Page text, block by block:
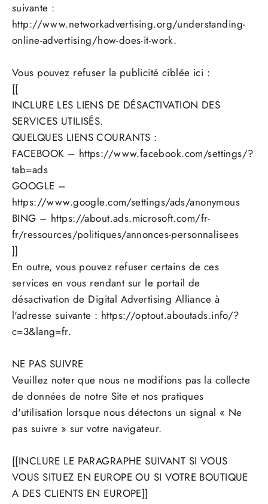
suivante :
http://www.networkadvertising.org/understanding-
online-advertising/how-does-it-work.
Vous pouvez refuser la publicité ciblée ici :
[[
INCLURE LES LIENS DE DÉSACTIVATION DES
SERVICES UTILISÉS.
QUELQUES LIENS COURANTS :
FACEBOOK – https://www.facebook.com/settings/?
tab=ads
GOOGLE –
https://www.google.com/settings/ads/anonymous
BING – https://about.ads.microsoft.com/fr-
fr/ressources/politiques/annonces-personnalisees
]]
En outre, vous pouvez refuser certains de ces
services en vous rendant sur le portail de
désactivation de Digital Advertising Alliance à
l'adresse suivante : https://optout.aboutads.info/?
c=3&lang=fr.
NE PAS SUIVRE
Veuillez noter que nous ne modifions pas la collecte
de données de notre Site et nos pratiques
d'utilisation lorsque nous détectons un signal « Ne
pas suivre » sur votre navigateur.
[[INCLURE LE PARAGRAPHE SUIVANT SI VOUS
VOUS SITUEZ EN EUROPE OU SI VOTRE BOUTIQUE
A DES CLIENTS EN EUROPE]]